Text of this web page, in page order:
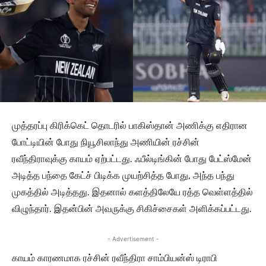
முத்தரப்பு கிரிக்கெட் தொடரில் பாகிஸ்தான் அணிக்கு எதிரான
போட்டியின் போது நியூசிலாந்து அணியின் ரச்சின்
ரவீந்திராவுக்கு காயம் ஏற்பட்டது. ஃபீல்டிங்கின் போது பேட்ஸ்மேன்
அடித்த பந்தை கேட்ச் பிடிக்க முயற்சித்த போது, அந்த பந்து
முகத்தில் அடித்தது. இதனால் களத்திலேயே ரத்த வெள்ளத்தில்
விழுந்தார். இதன்பின் அவருக்கு சிகிச்சைகள் அளிக்கப்பட்டது.
- Advertisement -
காயம் காரணமாக ரச்சின் ரவீந்திரா சாம்பியன்ஸ் டிராபி